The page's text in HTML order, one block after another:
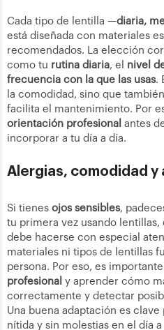
Cada tipo de lentilla —diaria,
está diseñada con materiales
recomendados. La elección
como tu rutina diaria, el nivel
frecuencia con la que las usas.
la comodidad, sino que también
facilita el mantenimiento. Por
orientación profesional antes
incorporar a tu día a día.
Alergias, comodidad y
Si tienes ojos sensibles,
tu primera vez usando
debe hacerse con especial
materiales ni tipos de lentillas
persona. Por eso, es importante
profesional y aprender cómo
correctamente y detectar
Una buena adaptación es
nítida y sin molestias en el día a